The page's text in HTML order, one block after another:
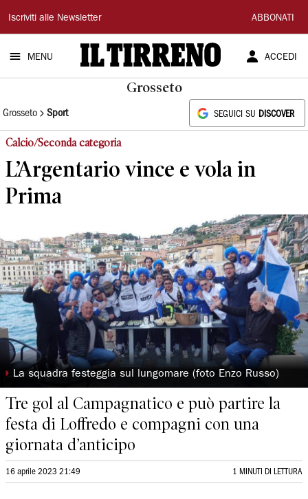
Il
Tirreno
Iscriviti alle Newsletter ABBONATI
MENU ACCEDI
Grosseto
Grosseto Sport SEGUICI SU DISCOVER
Calcio/Seconda categoria
L’Argentario vince e vola in
Prima
◗ La squadra festeggia sul lungomare (foto Enzo Russo)
Tre gol al Campagnatico e può partire la
festa di Loffredo e compagni con una
giornata d’anticipo
16 aprile 2023 21:49 1 MINUTI DI LETTURA